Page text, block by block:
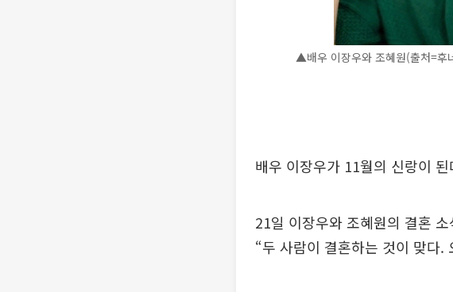
▲배우 이장우와 조혜원(출처=후
배우 이장우가 11월의 신랑이 된
21일 이장우와 조혜원의 결혼
“두 사람이 결혼하는 것이 맞다